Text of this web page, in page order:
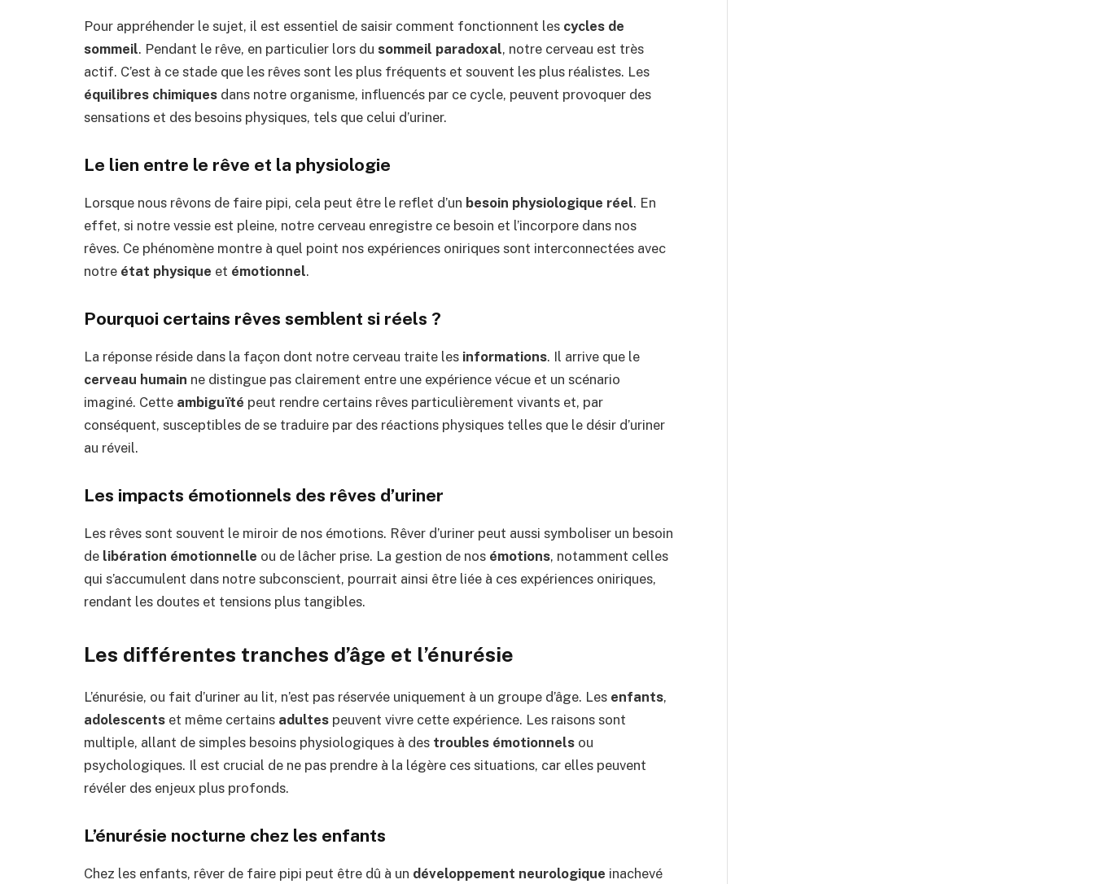
Pour appréhender le sujet, il est essentiel de saisir comment fonctionnent les cycles de
sommeil. Pendant le rêve, en particulier lors du sommeil paradoxal, notre cerveau est très
actif. C’est à ce stade que les rêves sont les plus fréquents et souvent les plus réalistes. Les
équilibres chimiques dans notre organisme, influencés par ce cycle, peuvent provoquer des
sensations et des besoins physiques, tels que celui d’uriner.
Le lien entre le rêve et la physiologie
Lorsque nous rêvons de faire pipi, cela peut être le reflet d’un besoin physiologique réel. En
effet, si notre vessie est pleine, notre cerveau enregistre ce besoin et l’incorpore dans nos
rêves. Ce phénomène montre à quel point nos expériences oniriques sont interconnectées avec
notre état physique et émotionnel.
Pourquoi certains rêves semblent si réels ?
La réponse réside dans la façon dont notre cerveau traite les informations. Il arrive que le
cerveau humain ne distingue pas clairement entre une expérience vécue et un scénario
imaginé. Cette ambiguïté peut rendre certains rêves particulièrement vivants et, par
conséquent, susceptibles de se traduire par des réactions physiques telles que le désir d’uriner
au réveil.
Les impacts émotionnels des rêves d’uriner
Les rêves sont souvent le miroir de nos émotions. Rêver d’uriner peut aussi symboliser un besoin
de libération émotionnelle ou de lâcher prise. La gestion de nos émotions, notamment celles
qui s’accumulent dans notre subconscient, pourrait ainsi être liée à ces expériences oniriques,
rendant les doutes et tensions plus tangibles.
Les différentes tranches d’âge et l’énurésie
L’énurésie, ou fait d’uriner au lit, n’est pas réservée uniquement à un groupe d’âge. Les enfants,
adolescents et même certains adultes peuvent vivre cette expérience. Les raisons sont
multiple, allant de simples besoins physiologiques à des troubles émotionnels ou
psychologiques. Il est crucial de ne pas prendre à la légère ces situations, car elles peuvent
révéler des enjeux plus profonds.
L’énurésie nocturne chez les enfants
Chez les enfants, rêver de faire pipi peut être dû à un développement neurologique inachevé